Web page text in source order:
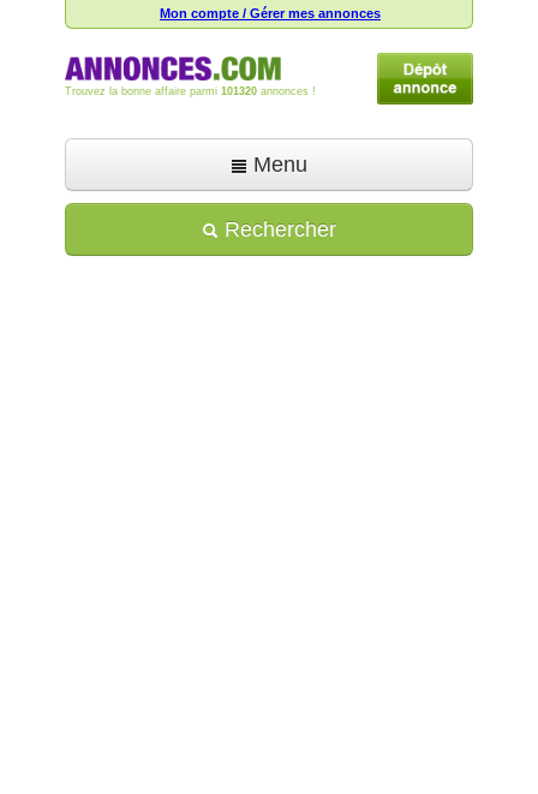
Mon compte / Gérer mes annonces
Trouvez la bonne affaire parmi 101320 annonces !
Menu
Déposer une annonce
Rechercher